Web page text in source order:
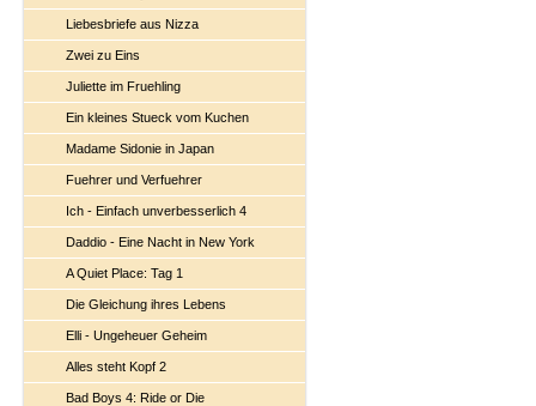
Liebesbriefe aus Nizza
Zwei zu Eins
Juliette im Fruehling
Ein kleines Stueck vom Kuchen
Madame Sidonie in Japan
Fuehrer und Verfuehrer
Ich - Einfach unverbesserlich 4
Daddio - Eine Nacht in New York
A Quiet Place: Tag 1
Die Gleichung ihres Lebens
Elli - Ungeheuer Geheim
Alles steht Kopf 2
Bad Boys 4: Ride or Die